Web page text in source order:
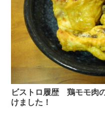
ビストロ履歴 鶏モモ肉
けました！